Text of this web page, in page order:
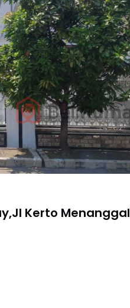
Kerto Menanggal